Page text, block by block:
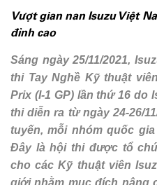
Vượt gian nan Isuzu Việt
đỉnh cao
Sáng ngày 25/11/2021,
thi Tay Nghề Kỹ thuật
Prix (I-1 GP) lần thứ 16 do
thi diễn ra từ ngày 24-26/
tuyến, mỗi nhóm quốc
Đây là hội thi được tổ
cho các Kỹ thuật viên
giới nhằm mục đích nâng